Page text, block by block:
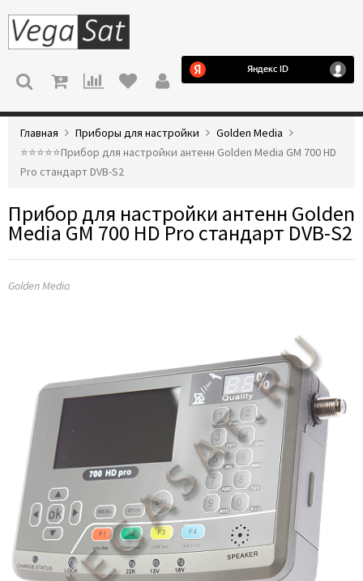
МЕНЮ
Главная Приборы для настройки
Golden Media
⭐️⭐️⭐️⭐️⭐️Прибор для настройки антенн Golden Media GM 700 HD
Pro стандарт DVB-S2
Прибор для настройки антенн Golden
Media GM 700 HD Pro стандарт DVB-S2
Golden Media